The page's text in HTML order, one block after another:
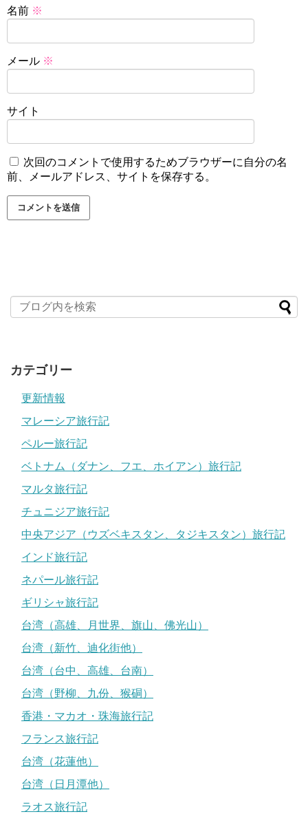
名前 ※
メール ※
サイト
次回のコメントで使用するためブラウザーに自分の名
前、メールアドレス、サイトを保存する。
カテゴリー
更新情報
マレーシア旅行記
ペルー旅行記
ベトナム（ダナン、フエ、ホイアン）旅行記
マルタ旅行記
チュニジア旅行記
中央アジア（ウズベキスタン、タジキスタン）旅行記
インド旅行記
ネパール旅行記
ギリシャ旅行記
台湾（高雄、月世界、旗山、佛光山）
台湾（新竹、迪化街他）
台湾（台中、高雄、台南）
台湾（野柳、九份、猴硐）
香港・マカオ・珠海旅行記
フランス旅行記
台湾（花蓮他）
台湾（日月潭他）
ラオス旅行記